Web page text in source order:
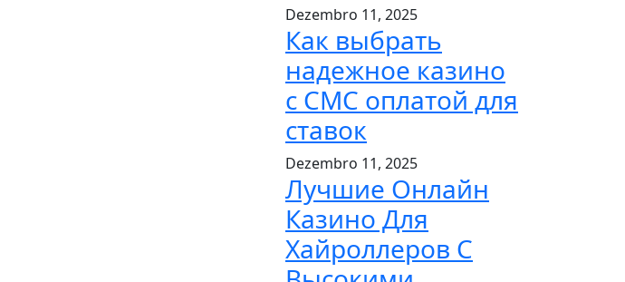
Dezembro 11, 2025
Как выбрать
надежное казино
с СМС оплатой для
ставок
Dezembro 11, 2025
Лучшие Онлайн
Казино Для
Хайроллеров С